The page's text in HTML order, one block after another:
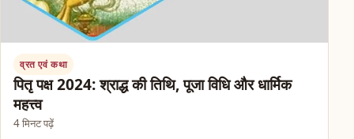
व्रत एवं कथा
पितृ पक्ष 2024: श्राद्ध की तिथि, पूजा विधि और धार्मिक
महत्त्व
4 मिनट पढ़ें